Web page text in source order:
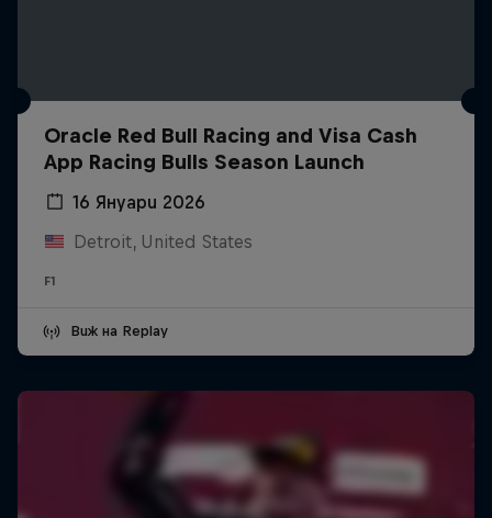
Oracle Red Bull Racing and Visa Cash
App Racing Bulls Season Launch
16 Януари 2026
Detroit, United States
F1
Виж на Replay